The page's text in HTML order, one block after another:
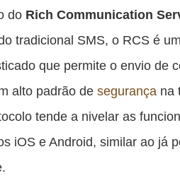
do Rich Communication
tradicional SMS, o RCS é
que permite o envio de
alto padrão desegurança na
tende a nivelar as
iOS e Android, similar ao já